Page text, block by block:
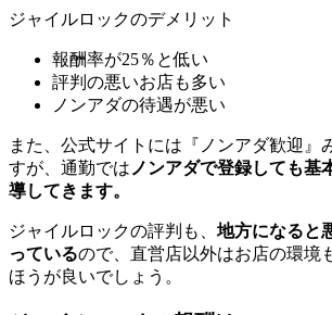
ジャイルロックのデメリット
報酬率が25％と低い
評判の悪いお店も多い
ノンアダの待遇が悪い
また、公式サイトには『ノンアダ歓迎』
すが、通勤では ノンアダで登録しても基
導してきます。
ジャイルロックの評判も、 地方になると
っているので、直営店以外はお店の環境
ほうが良いでしょう。